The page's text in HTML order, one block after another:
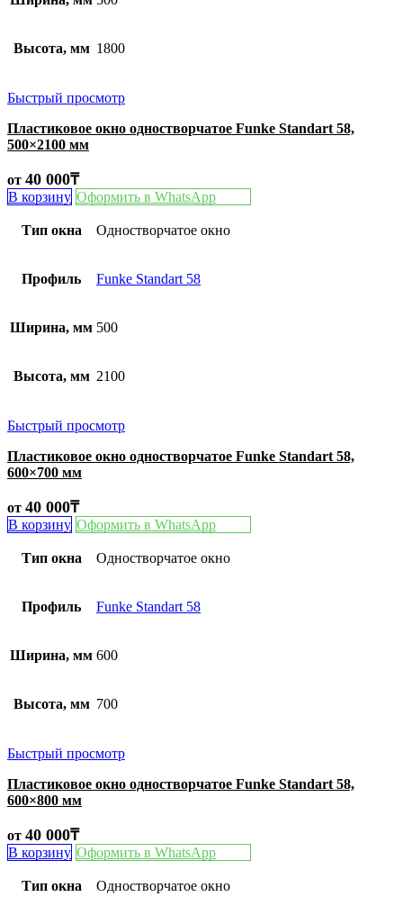
Высота, мм 1800
Быстрый просмотр
Пластиковое окно одностворчатое Funke Standart 58,
500×2100 мм
от 40 000₸
В корзину Оформить в WhatsApp
Тип окна Одностворчатое окно
Профиль Funke Standart 58
Ширина, мм 500
Высота, мм 2100
Быстрый просмотр
Пластиковое окно одностворчатое Funke Standart 58,
600×700 мм
от 40 000₸
В корзину Оформить в WhatsApp
Тип окна Одностворчатое окно
Профиль Funke Standart 58
Ширина, мм 600
Высота, мм 700
Быстрый просмотр
Пластиковое окно одностворчатое Funke Standart 58,
600×800 мм
от 40 000₸
В корзину Оформить в WhatsApp
Тип окна Одностворчатое окно